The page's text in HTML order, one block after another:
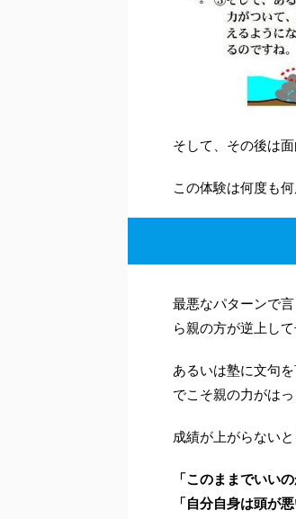
そして、その後は
この体験は何度も
最悪なパターンで
ら親の方が逆上し
あるいは塾に文句
でこそ親の力がはっ
成績が上がらない
「このままでいいの
「自分自身は頭が